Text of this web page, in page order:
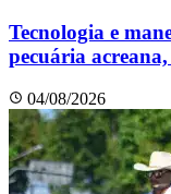
Tecnologia e
pecuária
04/08/2026